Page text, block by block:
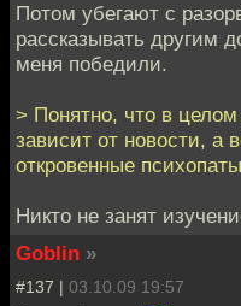
Потом убегают с
рассказывать другим
меня победили.
> Понятно, что в целом
зависит от новости, а
откровенные
Никто не занят
Goblin »
#137 | 03.10.09 19:57